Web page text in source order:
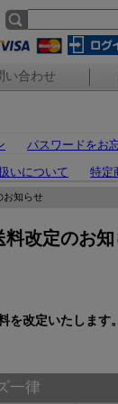
い合わせ
パスワードをお
いについて
特定
お知らせ
改定のお知
改定いたします。
一律